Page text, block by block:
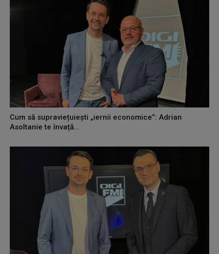
Cum să supraviețuiești „iernii economice”: Adrian
Asoltanie te învață...